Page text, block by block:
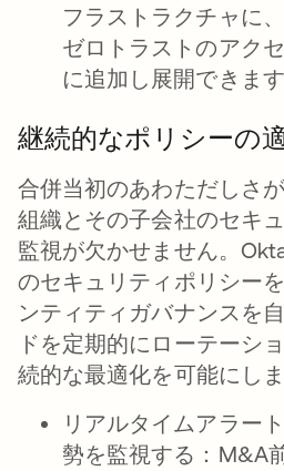
フラストラクチャに
ゼロトラストのアク
に追加し展開できます
継続的なポリシーの
合併当初のあわただしさ
組織とその子会社のセキ
監視が欠かせません。
のセキュリティポリシー
ンティティガバナンスを
ドを定期的にローテーシ
続的な最適化を可能にしま
リアルタイムアラー
勢を監視する ：M&A